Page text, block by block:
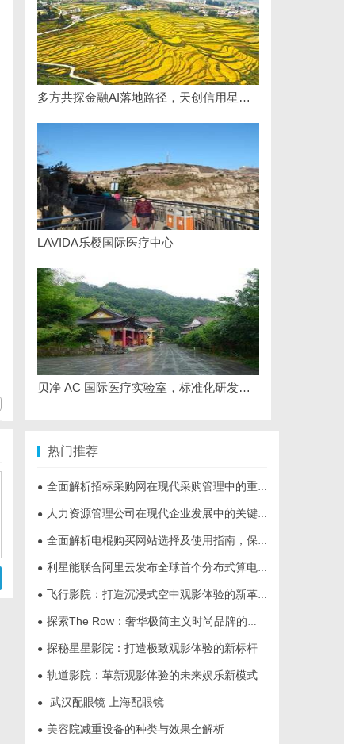
多方共探金融AI落地路径，天创信用星图AI助力产业金融智能升级
LAVIDA乐樱国际医疗中心
贝净 AC 国际医疗实验室，标准化研发体系全解析
热门推荐
● 全面解析招标采购网在现代采购管理中的重要作用与应用
● 人力资源管理公司在现代企业发展中的关键作用及其管理策略解析
● 全面解析电棍购买网站选择及使用指南，保障安全与合法性
● 利星能联合阿里云发布全球首个分布式算电协同解决方案
● 飞行影院：打造沉浸式空中观影体验的新革命
● 探索The Row：奢华极简主义时尚品牌的崛起与魅力解析
● 探秘星星影院：打造极致观影体验的新标杆
● 轨道影院：革新观影体验的未来娱乐新模式
● 武汉配眼镜 上海配眼镜
● 美容院减重设备的种类与效果全解析